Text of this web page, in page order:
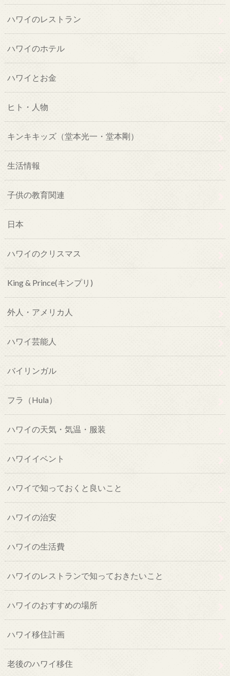
ハワイのレストラン
ハワイのホテル
ハワイとお金
ヒト・人物
キンキキッズ（堂本光一・堂本剛）
生活情報
子供の教育関連
日本
ハワイのクリスマス
King & Prince(キンプリ)
外人・アメリカ人
ハワイ芸能人
バイリンガル
フラ（Hula）
ハワイの天気・気温・服装
ハワイイベント
ハワイで知っておくと良いこと
ハワイの治安
ハワイの生活費
ハワイのレストランで知っておきたいこと
ハワイのおすすめの場所
ハワイ移住計画
老後のハワイ移住